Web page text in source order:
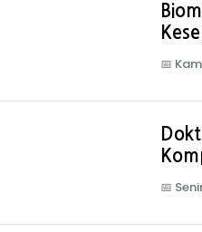
📅
📅